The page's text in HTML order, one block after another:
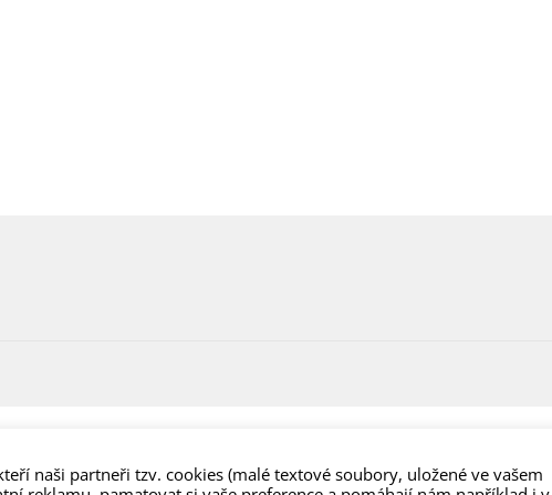
naši partneři tzv. cookies (malé textové soubory, uložené ve vašem